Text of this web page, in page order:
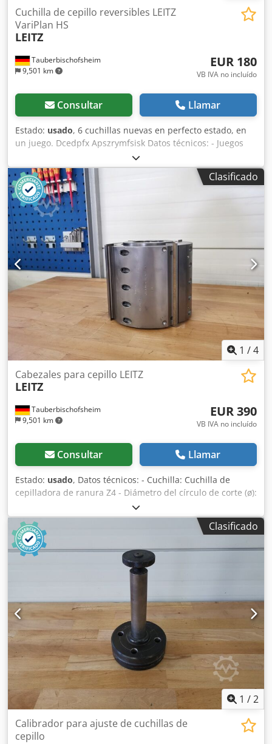
Tauberbischofsheim
9,501 km
Cuchilla de cepillo reversibles LEITZ
VariPlan HS
LEITZ
EUR 180
VB IVA no incluído
Consultar Llamar
Estado: usado, 6 cuchillas nuevas en perfecto estado, en
un juego. Dcedpfx Apszrymfsisk Datos técnicos: - Juegos
disponibles: 4 - Longitud: 310 mm - Anchura: 16 mm -
Grosor: 3,7 mm
Clasificado
1 /4
Tauberbischofsheim
9,501 km
Cabezales para cepillo LEITZ
LEITZ
EUR 390
VB IVA no incluído
Consultar Llamar
Estado: usado, Datos técnicos: - Cuchilla: Cuchilla de
cepilladora de ranura Z4 - Diámetro del círculo de corte (ø):
220 mm - Orificio: 80 mm - Longitud: 180 mm Dedpozryl
Ujfx Apiock - Material: Acero - Disponibilidad: 3
Clasificado
1 /2
Calibrador para ajuste de cuchillas de
cepillo